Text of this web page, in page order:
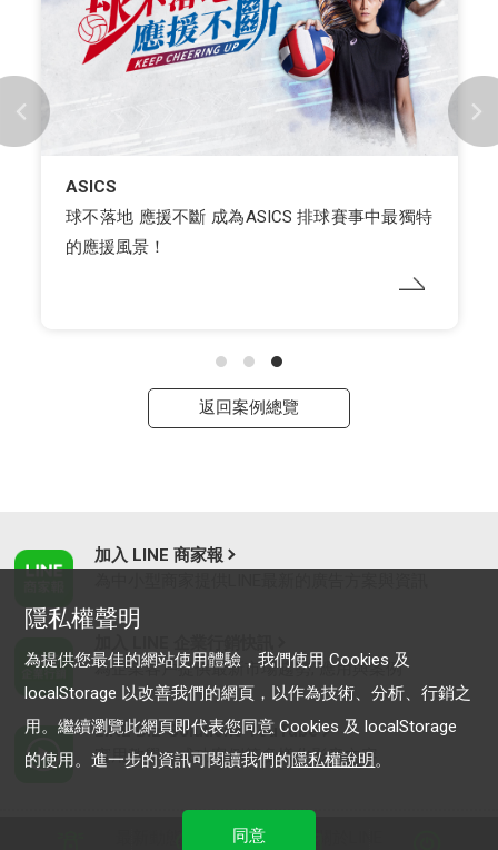
ASICS
球不落地 應援不斷 成為ASICS 排球賽事中最獨特
的應援風景！
返回案例總覽
加入 LINE 商家報
為企業客戶提供最新市場趨勢, 應用與案例
LINE Biz-Solutions YouTube
實用教學、成功案例等多樣化影音內容
服務條款
隱私權聲明
為提供您最佳的網站使用體驗，我們使用 Cookies 及
localStorage 以改善我們的網頁，以作為技術、分析、行銷之
用。繼續瀏覽此網頁即代表您同意 Cookies 及 localStorage
的使用。進一步的資訊可閱讀我們的隱私權說明。
同意